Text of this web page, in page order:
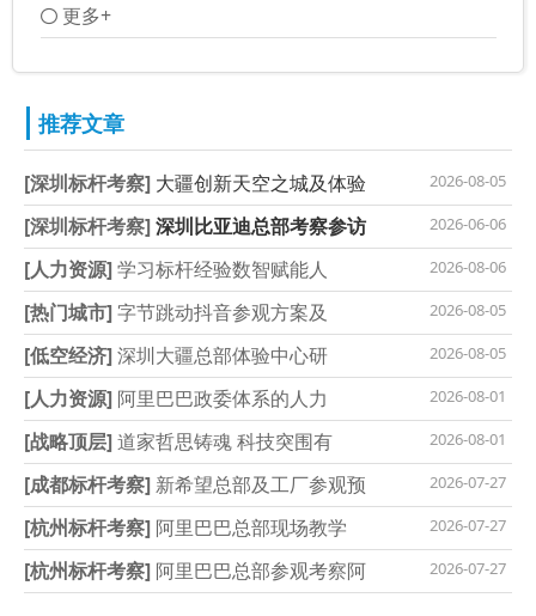
更多+
推荐文章
[深圳标杆考察] 大疆创新天空之城及体验 2026-08-05
[深圳标杆考察]深圳比亚迪总部考察参访 2026-06-06
[人力资源]学习标杆经验数智赋能人 2026-08-06
[热门城市]字节跳动抖音参观方案及 2026-08-05
[低空经济]深圳大疆总部体验中心研 2026-08-05
[人力资源] 阿里巴巴政委体系的人力 2026-08-01
[战略顶层]道家哲思铸魂 科技突围有 2026-08-01
[成都标杆考察] 新希望总部及工厂参观预 2026-07-27
[杭州标杆考察] 阿里巴巴总部现场教学 2026-07-27
[杭州标杆考察] 阿里巴巴总部参观考察阿 2026-07-27